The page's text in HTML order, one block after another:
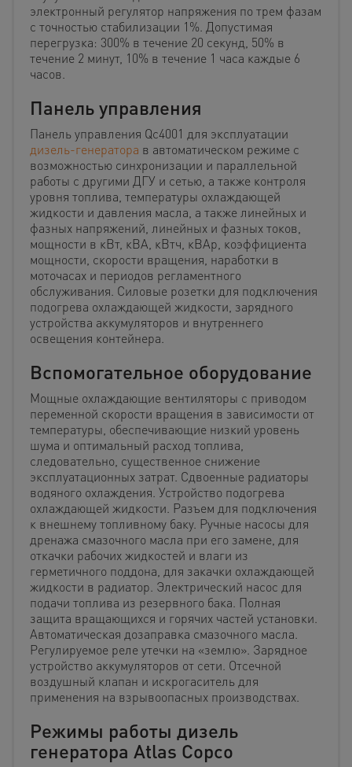
электронный регулятор напряжения по трем фазам
с точностью стабилизации 1%. Допустимая
перегрузка: 300% в течение 20 секунд, 50% в
течение 2 минут, 10% в течение 1 часа каждые 6
часов.
Панель управления
Панель управления Qc4001 для эксплуатации
дизель-генератора в автоматическом режиме с
возможностью синхронизации и параллельной
работы с другими ДГУ и сетью, а также контроля
уровня топлива, температуры охлаждающей
жидкости и давления масла, а также линейных и
фазных напряжений, линейных и фазных токов,
мощности в кВт, кВА, кВтч, кВАр, коэффициента
мощности, скорости вращения, наработки в
моточасах и периодов регламентного
обслуживания. Силовые розетки для подключения
подогрева охлаждающей жидкости, зарядного
устройства аккумуляторов и внутреннего
освещения контейнера.
Вспомогательное оборудование
Мощные охлаждающие вентиляторы с приводом
переменной скорости вращения в зависимости от
температуры, обеспечивающие низкий уровень
шума и оптимальный расход топлива,
следовательно, существенное снижение
эксплуатационных затрат. Сдвоенные радиаторы
водяного охлаждения. Устройство подогрева
охлаждающей жидкости. Разъем для подключения
к внешнему топливному баку. Ручные насосы для
дренажа смазочного масла при его замене, для
откачки рабочих жидкостей и влаги из
герметичного поддона, для закачки охлаждающей
жидкости в радиатор. Электрический насос для
подачи топлива из резервного бака. Полная
защита вращающихся и горячих частей установки.
Автоматическая дозаправка смазочного масла.
Регулируемое реле утечки на «землю». Зарядное
устройство аккумуляторов от сети. Отсечной
воздушный клапан и искрогаситель для
применения на взрывоопасных производствах.
Режимы работы дизель
генератора Atlas Copco